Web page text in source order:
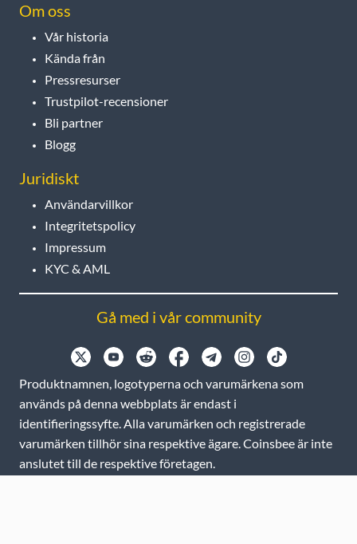
Om oss
Vår historia
Kända från
Pressresurser
Trustpilot-recensioner
Bli partner
Blogg
Juridiskt
Användarvillkor
Integritetspolicy
Impressum
KYC & AML
Gå med i vår community
Produktnamnen, logotyperna och varumärkena som
används på denna webbplats är endast i
identifieringssyfte. Alla varumärken och registrerade
varumärken tillhör sina respektive ägare. Coinsbee är inte
anslutet till de respektive företagen.